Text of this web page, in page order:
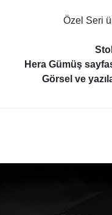
Özel Seri
Hera Gümüş
Görsel ve